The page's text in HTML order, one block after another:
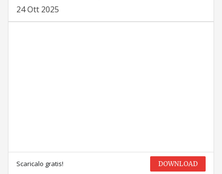
24 Ott 2025
Scaricalo gratis! DOWNLOAD